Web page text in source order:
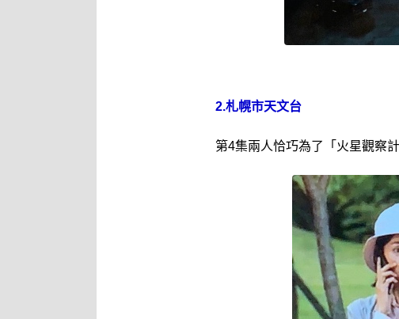
2.札幌市天文台
第4集兩人恰巧為了「火星觀察